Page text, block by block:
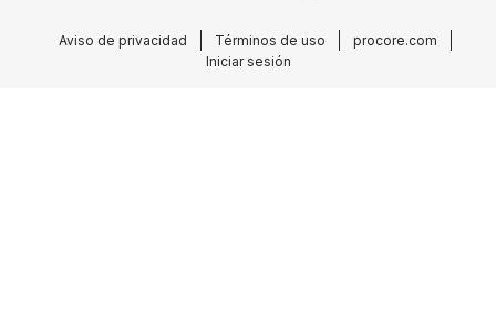
Aviso de privacidad Términos de uso
procore.com
Iniciar sesión